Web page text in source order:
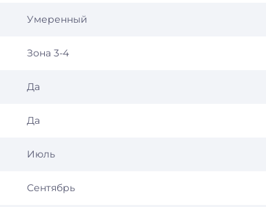
Умеренный
Зона 3-4
Да
Да
Июль
Сентябрь